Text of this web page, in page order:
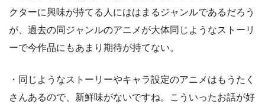
クターに興味が持てる人にははまるジャンルであるだろう
が、過去の同ジャンルのアニメが大体同じようなストーリ
ーで今作品にもあまり期待が持てない。
・同じようなストーリーやキャラ設定のアニメはもうたく
さんあるので、新鮮味がないですね。こういったお話が好